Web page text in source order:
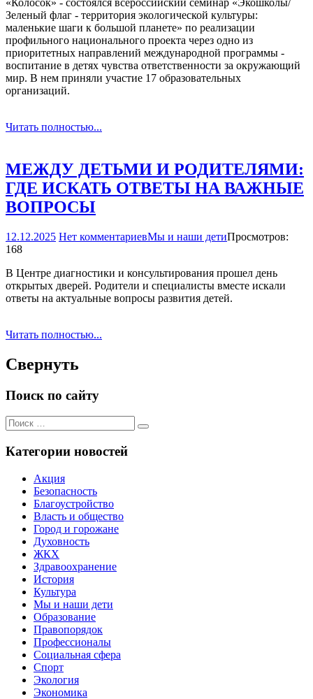
«Колосок» - состоялся всероссийский семинар «Эко­школы/
Зеленый флаг - территория экологической культуры:
маленькие шаги к большой планете» по реализации
профильного национального проекта через одно из
приоритетных направлений международной программы -
воспитание в детях чувства ответственности за окружающий
мир. В нем приняли участие 17 образовательных
организаций.
Читать полностью...
МЕЖДУ ДЕТЬМИ И РОДИТЕЛЯМИ:
ГДЕ ИСКАТЬ ОТВЕТЫ НА ВАЖНЫЕ
ВОПРОСЫ
12.12.2025 Нет комментариевМы и наши детиПросмотров:
168
В Центре диагностики и консультирования прошел день
открытых дверей. Родители и специалисты вместе искали
ответы на актуальные вопросы развития детей.
Читать полностью...
Свернуть
Поиск по сайту
Поиск
для:
Поиск
Категории новостей
Акция
Безопасность
Благоустройство
Власть и общество
Город и горожане
Духовность
ЖКХ
Здравоохранение
История
Культура
Мы и наши дети
Образование
Правопорядок
Профессионалы
Социальная сфера
Спорт
Экология
Экономика